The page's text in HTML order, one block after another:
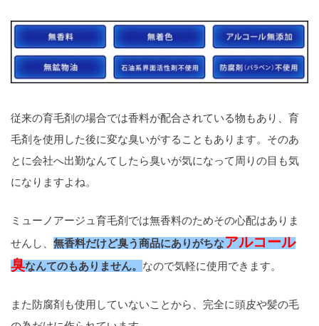
従来の育毛剤の場合では香料が配合されている物もあり、育
毛剤を使用した後に変な臭いがすることもあります。そのあ
とに会社へ出勤なんてしたら臭いが気になって周りの目も気
になりますよね。
ミューノアージュ育毛剤では無香料のためその心配はありま
せんし、 無香料だけど臭う商品にありがちなアルコール
臭なんてのもありません。 なので気軽に使用できます。
また防腐剤も使用していないことから、完全に頭皮や髪の毛